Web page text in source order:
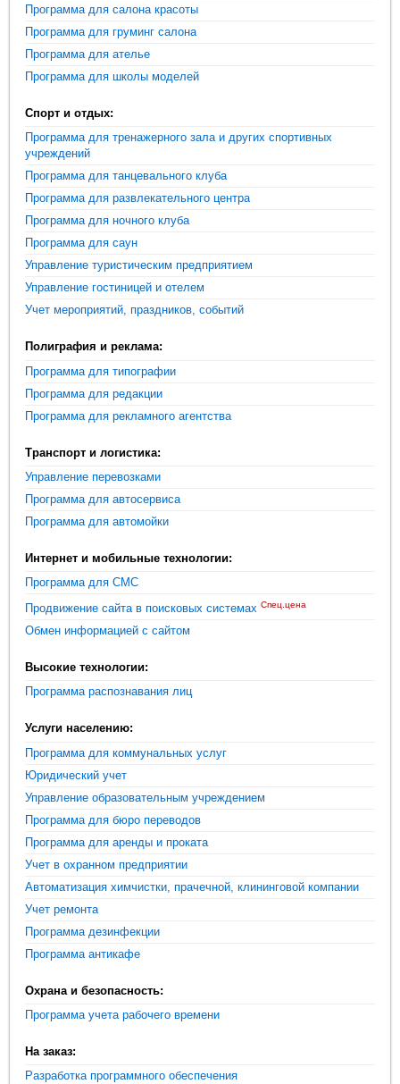
Программа для салона красоты
Программа для груминг салона
Программа для ателье
Программа для школы моделей
Спорт и отдых:
Программа для тренажерного зала и других спортивных
учреждений
Программа для танцевального клуба
Программа для развлекательного центра
Программа для ночного клуба
Программа для саун
Управление туристическим предприятием
Управление гостиницей и отелем
Учет мероприятий, праздников, событий
Полиграфия и реклама:
Программа для типографии
Программа для редакции
Программа для рекламного агентства
Транспорт и логистика:
Управление перевозками
Программа для автосервиса
Программа для автомойки
Интернет и мобильные технологии:
Программа для СМС
Продвижение сайта в поисковых системах Спец.цена
Обмен информацией с сайтом
Высокие технологии:
Программа распознавания лиц
Услуги населению:
Программа для коммунальных услуг
Юридический учет
Управление образовательным учреждением
Программа для бюро переводов
Программа для аренды и проката
Учет в охранном предприятии
Автоматизация химчистки, прачечной, клининговой компании
Учет ремонта
Программа дезинфекции
Программа антикафе
Охрана и безопасность:
Программа учета рабочего времени
На заказ:
Разработка программного обеспечения